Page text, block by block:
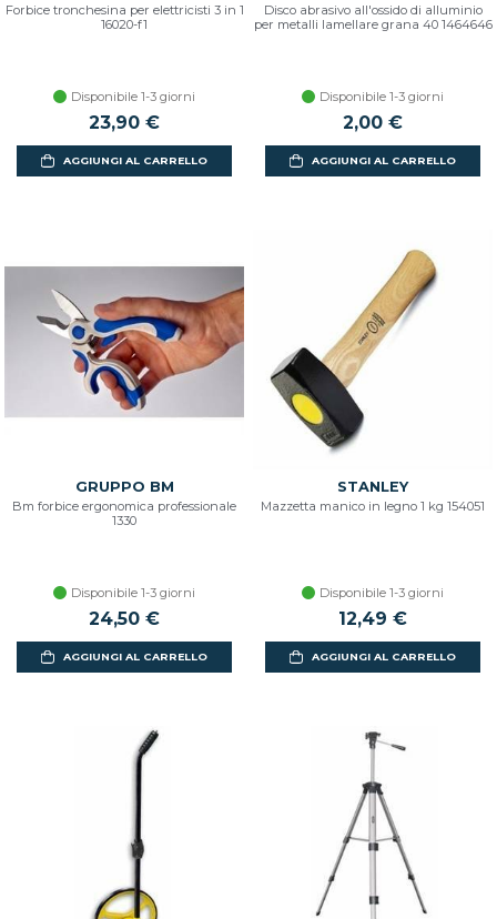
Forbice tronchesina per elettricisti 3 in 1
16020-f1
Disponibile 1-3 giorni
23,90 €
AGGIUNGI AL CARRELLO
Disco abrasivo all'ossido di alluminio
per metalli lamellare grana 40 1464646
Disponibile 1-3 giorni
2,00 €
AGGIUNGI AL CARRELLO
GRUPPO BM
Bm forbice ergonomica professionale
1330
Disponibile 1-3 giorni
24,50 €
AGGIUNGI AL CARRELLO
STANLEY
Mazzetta manico in legno 1 kg 154051
Disponibile 1-3 giorni
12,49 €
AGGIUNGI AL CARRELLO